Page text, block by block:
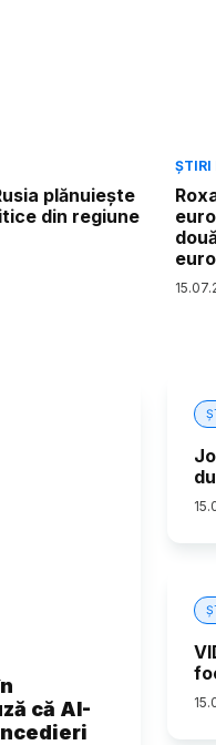
plănuiește
din regiune
ȘTIRI
euro
15.07.
că AI-
15.
15.